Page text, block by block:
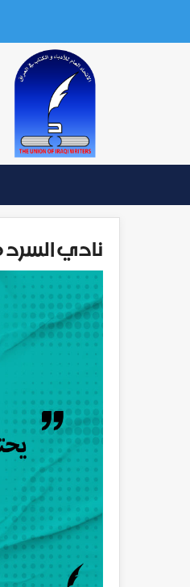
نادي السرد